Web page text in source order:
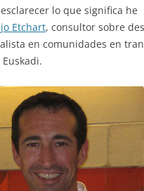
esclarecer lo que significa he
Etchart, consultor sobre
en comunidades en